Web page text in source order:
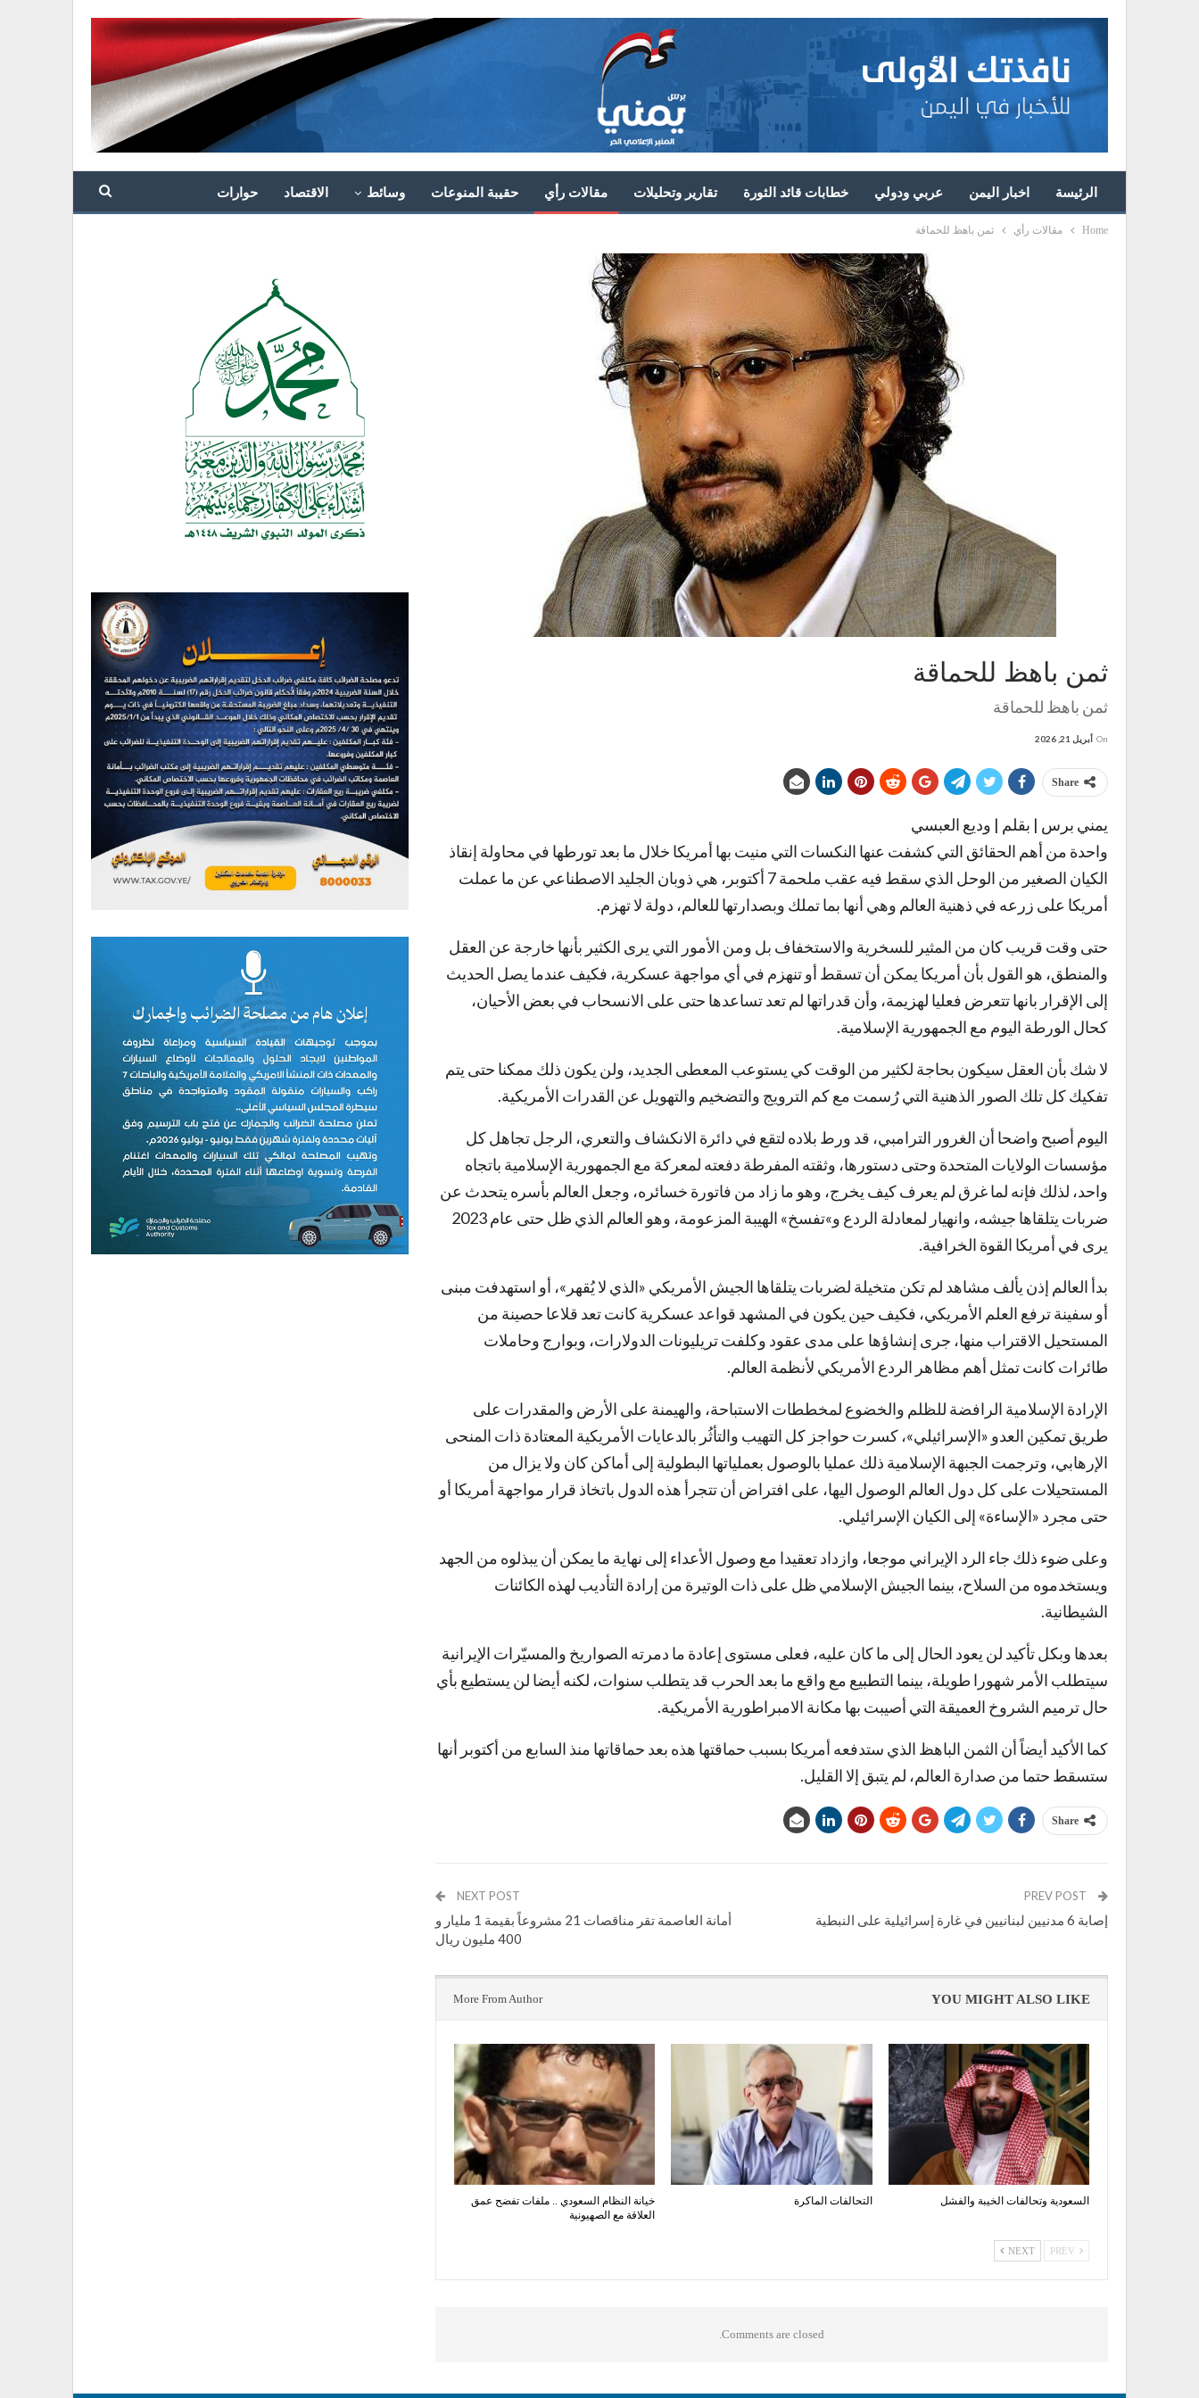
الرئيسة اخبار اليمن عربي ودولي خطابات قائد الثورة تقارير وتحليلات مقالات رأي حقيبة المنوعات وسائط الاقتصاد حوارات
Home مقالات رأي ثمن باهظ للحماقة
ثمن باهظ للحماقة
ثمن باهظ للحماقة
On أبريل 21, 2026
Share
يمني برس | بقلم | وديع العبسي
واحدة من أهم الحقائق التي كشفت عنها النكسات التي منيت بها أمريكا خلال ما بعد تورطها في محاولة إنقاذ
الكيان الصغير من الوحل الذي سقط فيه عقب ملحمة 7 أكتوبر، هي ذوبان الجليد الاصطناعي عن ما عملت
أمريكا على زرعه في ذهنية العالم وهي أنها بما تملك وبصدارتها للعالم، دولة لا تهزم.
حتى وقت قريب كان من المثير للسخرية والاستخفاف بل ومن الأمور التي يرى الكثير بأنها خارجة عن العقل
والمنطق، هو القول بأن أمريكا يمكن أن تسقط أو تنهزم في أي مواجهة عسكرية، فكيف عندما يصل الحديث
إلى الإقرار بانها تتعرض فعليا لهزيمة، وأن قدراتها لم تعد تساعدها حتى على الانسحاب في بعض الأحيان،
كحال الورطة اليوم مع الجمهورية الإسلامية.
لا شك بأن العقل سيكون بحاجة لكثير من الوقت كي يستوعب المعطى الجديد، ولن يكون ذلك ممكنا حتى يتم
تفكيك كل تلك الصور الذهنية التي رُسمت مع كم الترويج والتضخيم والتهويل عن القدرات الأمريكية.
اليوم أصبح واضحا أن الغرور الترامبي، قد ورط بلاده لتقع في دائرة الانكشاف والتعري، الرجل تجاهل كل
مؤسسات الولايات المتحدة وحتى دستورها، وثقته المفرطة دفعته لمعركة مع الجمهورية الإسلامية باتجاه
واحد، لذلك فإنه لما غرق لم يعرف كيف يخرج، وهو ما زاد من فاتورة خسائره، وجعل العالم بأسره يتحدث عن
ضربات يتلقاها جيشه، وانهيار لمعادلة الردع و»تفسخ» الهيبة المزعومة، وهو العالم الذي ظل حتى عام 2023
يرى في أمريكا القوة الخرافية.
بدأ العالم إذن يألف مشاهد لم تكن متخيلة لضربات يتلقاها الجيش الأمريكي «الذي لا يُقهر»، أو استهدفت مبنى
أو سفينة ترفع العلم الأمريكي، فكيف حين يكون في المشهد قواعد عسكرية كانت تعد قلاعا حصينة من
المستحيل الاقتراب منها، جرى إنشاؤها على مدى عقود وكلفت تريليونات الدولارات، وبوارج وحاملات
طائرات كانت تمثل أهم مظاهر الردع الأمريكي لأنظمة العالم.
الإرادة الإسلامية الرافضة للظلم والخضوع لمخططات الاستباحة، والهيمنة على الأرض والمقدرات على
طريق تمكين العدو «الإسرائيلي»، كسرت حواجز كل التهيب والتأثُر بالدعايات الأمريكية المعتادة ذات المنحى
الإرهابي، وترجمت الجبهة الإسلامية ذلك عمليا بالوصول بعملياتها البطولية إلى أماكن كان ولا يزال من
المستحيلات على كل دول العالم الوصول اليها، على افتراض أن تتجرأ هذه الدول باتخاذ قرار مواجهة أمريكا أو
حتى مجرد «الإساءة» إلى الكيان الإسرائيلي.
وعلى ضوء ذلك جاء الرد الإيراني موجعا، وازداد تعقيدا مع وصول الأعداء إلى نهاية ما يمكن أن يبذلوه من الجهد
ويستخدموه من السلاح، بينما الجيش الإسلامي ظل على ذات الوتيرة من إرادة التأديب لهذه الكائنات
الشيطانية.
بعدها وبكل تأكيد لن يعود الحال إلى ما كان عليه، فعلى مستوى إعادة ما دمرته الصواريخ والمسيّرات الإيرانية
سيتطلب الأمر شهورا طويلة، بينما التطبيع مع واقع ما بعد الحرب قد يتطلب سنوات، لكنه أيضا لن يستطيع بأي
حال ترميم الشروخ العميقة التي أصيبت بها مكانة الامبراطورية الأمريكية.
كما الأكيد أيضاً أن الثمن الباهظ الذي ستدفعه أمريكا بسبب حماقتها هذه بعد حماقاتها منذ السابع من أكتوبر أنها
ستسقط حتما من صدارة العالم، لم يتبق إلا القليل.
Share
إصابة 6 مدنيين لبنانيين في غارة إسرائيلية على النبطية
NEXT POST
أمانة العاصمة تقر مناقصات 21 مشروعاً بقيمة 1 مليار و
400 مليون ريال
YOU MIGHT ALSO LIKE
More From Author
السعودية وتحالفات الخيبة والفشل التحالفات الماكرة
خيانة النظام السعودي .. ملفات تفضح عمق
العلاقة مع الصهيونية
NEXT
Comments are closed.